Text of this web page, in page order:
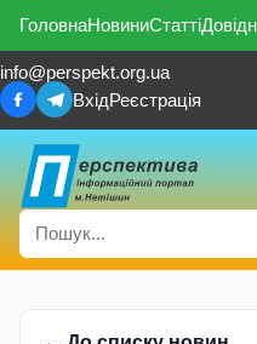
ГоловнаНовиниСтатті
info@perspekt.org.ua
ВхідРеєстрація